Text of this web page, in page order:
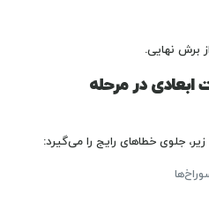
برش نهایی.
ابعادی در مرحله
جلوی خطاهای رایج را می‌گیرد: